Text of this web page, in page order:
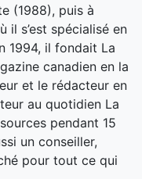
(1988), puis à
il s’est spécialisé en
1994, il fondait La
canadien en la
et le rédacteur en
au quotidien La
pendant 15
un conseiller,
pour tout ce qui